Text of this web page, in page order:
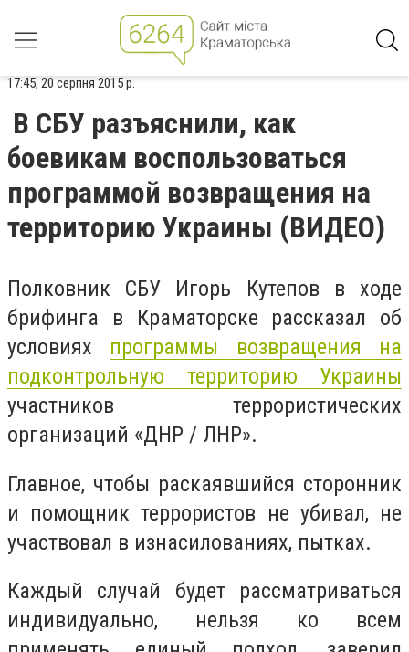
17:45, 20 серпня 2015 р.
В СБУ разъяснили, как
боевикам воспользоваться
программой возвращения на
территорию Украины (ВИДЕО)
Полковник СБУ Игорь Кутепов в ходе
брифинга в Краматорске рассказал об
условиях программы возвращения на
подконтрольную территорию Украины
участников террористических
организаций «ДНР / ЛНР».
Главное, чтобы раскаявшийся сторонник
и помощник террористов не убивал, не
участвовал в изнасилованиях, пытках.
Каждый случай будет рассматриваться
индивидуально, нельзя ко всем